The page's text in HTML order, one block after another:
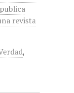
revista
,